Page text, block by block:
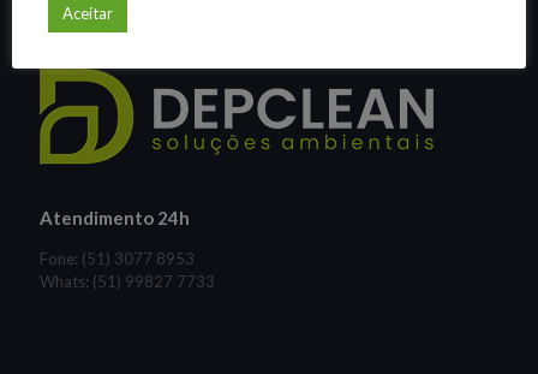
Atendimento 24h
Fone: (51) 3077 8953
Whats: (51) 99827 7733
Aceitar